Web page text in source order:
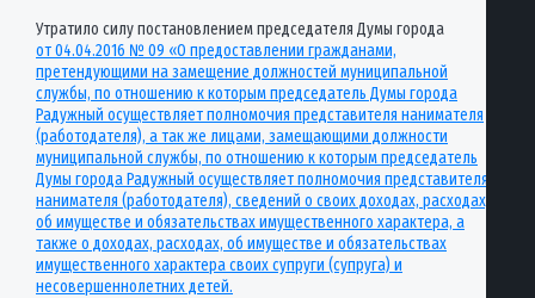
Утратило силу постановлением председателя Думы города
от 04.04.2016 № 09 «О предоставлении гражданами,
претендующими на замещение должностей муниципальной
службы, по отношению к которым председатель Думы города
Радужный осуществляет полномочия представителя нанимателя
(работодателя), а так же лицами, замещающими должности
муниципальной службы, по отношению к которым председатель
Думы города Радужный осуществляет полномочия представителя
нанимателя (работодателя), сведений о своих доходах, расходах,
об имуществе и обязательствах имущественного характера, а
также о доходах, расходах, об имуществе и обязательствах
имущественного характера своих супруги (супруга) и
несовершеннолетних детей.